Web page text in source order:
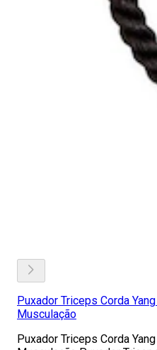
Puxador Triceps Corda
Musculação
Puxador Triceps Corda